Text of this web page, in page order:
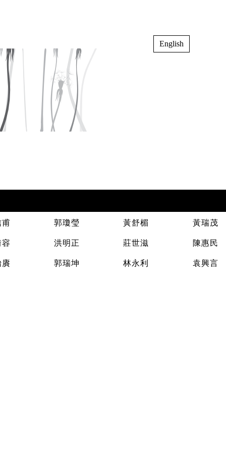
English
甫 郭瓊瑩 黃舒楣 黃瑞茂
洪明正 莊世滋 陳惠民
賡 郭瑞坤 林永利 袁興言